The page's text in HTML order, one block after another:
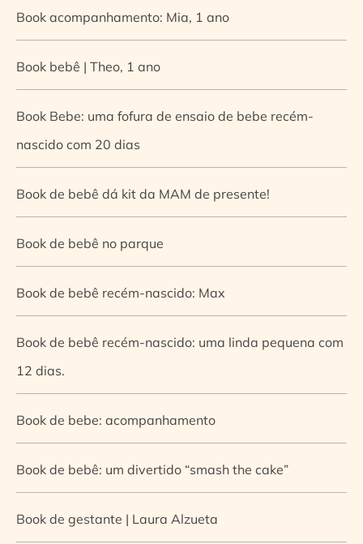
Book acompanhamento: Mia, 1 ano
Book bebê | Theo, 1 ano
Book Bebe: uma fofura de ensaio de bebe recém-
nascido com 20 dias
Book de bebê dá kit da MAM de presente!
Book de bebê no parque
Book de bebê recém-nascido: Max
Book de bebê recém-nascido: uma linda pequena com
12 dias.
Book de bebe: acompanhamento
Book de bebê: um divertido “smash the cake”
Book de gestante | Laura Alzueta